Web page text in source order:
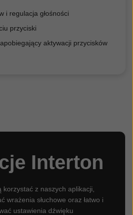
i regulacja głośności
przyciski
aktywacji przycisków
Interton
z naszych aplikacji,
wrażenia słuchowe oraz łatwo i
ustawienia dźwięku